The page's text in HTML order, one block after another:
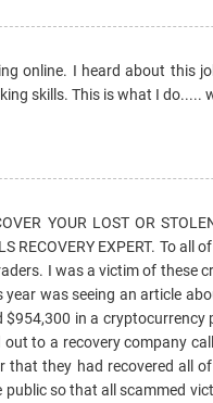
online. I heard about this
skills. This is what I do.....
YOUR LOST OR
RECOVERY EXPERT. To
I was a victim of these
was seeing an article
in a
to a recovery company
they had recovered all
so that all scammed